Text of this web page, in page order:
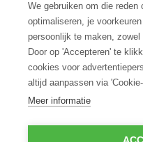
Disclaimer
Privacy Policy
Cookies
Cookie policy
We gebruiken om die
optimaliseren, je
persoonlijk te maken,
Door op 'Accepteren' te
cookies voor
altijd aanpassen via
Meer informatie